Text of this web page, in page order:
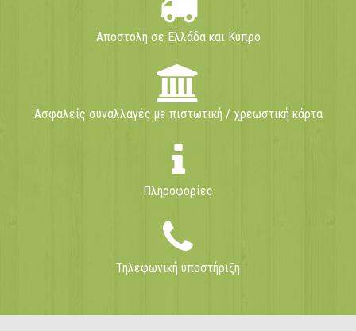
Αποστολή σε Ελλάδα και Κύπρο
Ασφαλείς συναλλαγές με πιστωτική / χρεωστική κάρτα
Πληροφορίες
Τηλεφωνική υποστήριξη